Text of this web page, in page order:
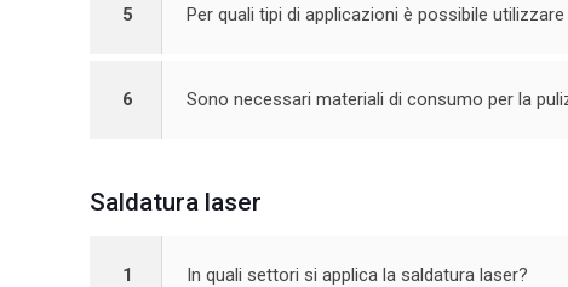
5 Per quali tipi di applicazioni è possibile
6 Sono necessari materiali di consumo per la
Saldatura laser
1 In quali settori si applica la saldatura laser?